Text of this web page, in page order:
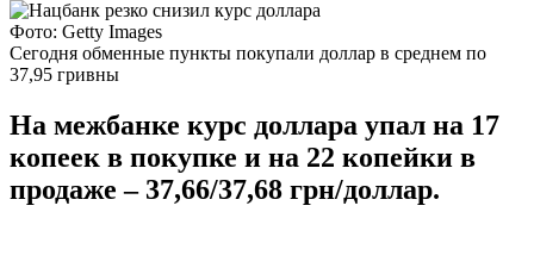
Фото: Getty Images
Сегодня обменные пункты покупали доллар в среднем по
37,95 гривны
На межбанке курс доллара упал на 17
копеек в покупке и на 22 копейки в
продаже – 37,66/37,68 грн/доллар.